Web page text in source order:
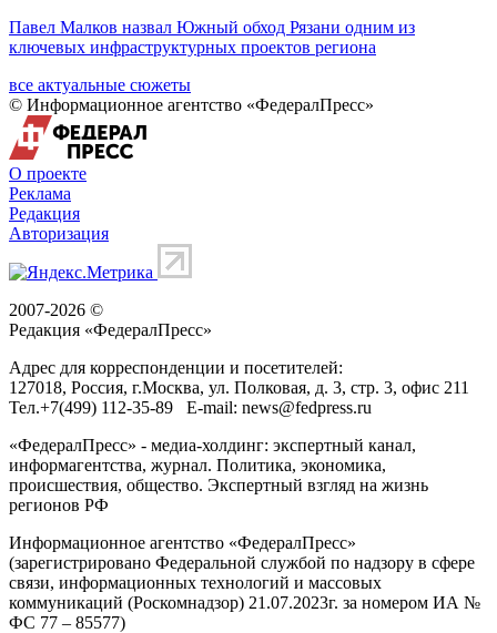
Павел Малков назвал Южный обход Рязани одним из
ключевых инфраструктурных проектов региона
все актуальные сюжеты
© Информационное агентство «ФедералПресс»
О проекте
Реклама
Редакция
Авторизация
2007-2026 ©
Редакция «ФедералПресс»
Адрес для корреспонденции и посетителей:
127018, Россия, г.Москва, ул. Полковая, д. 3, стр. 3, офис 211
Тел.+7(499) 112-35-89 E-mail: news@fedpress.ru
«ФедералПресс» - медиа-холдинг: экспертный канал,
информагентства, журнал. Политика, экономика,
происшествия, общество. Экспертный взгляд на жизнь
регионов РФ
Информационное агентство «ФедералПресс»
(зарегистрировано Федеральной службой по надзору в сфере
связи, информационных технологий и массовых
коммуникаций (Роскомнадзор) 21.07.2023г. за номером ИА №
ФС 77 – 85577)